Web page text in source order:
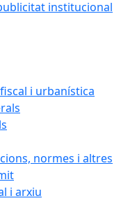
institucional
i urbanística
normes i altres
i arxiu